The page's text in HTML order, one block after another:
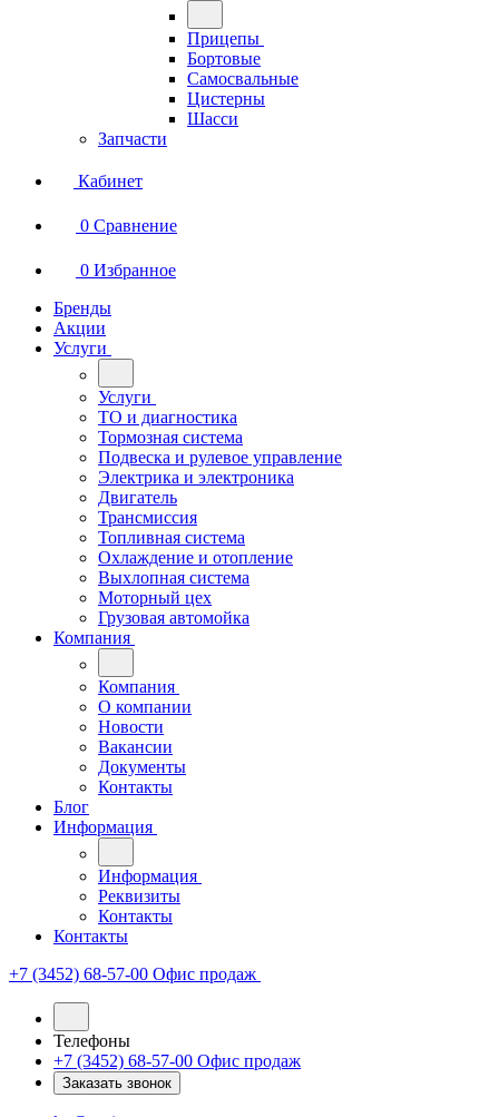
Прицепы
Бортовые
Самосвальные
Цистерны
Шасси
Запчасти
Кабинет
0 Сравнение
0 Избранное
Бренды
Акции
Услуги
Услуги
ТО и диагностика
Тормозная система
Подвеска и рулевое управление
Электрика и электроника
Двигатель
Трансмиссия
Топливная система
Охлаждение и отопление
Выхлопная система
Моторный цех
Грузовая автомойка
Компания
Компания
О компании
Новости
Вакансии
Документы
Контакты
Блог
Информация
Информация
Реквизиты
Контакты
Контакты
+7 (3452) 68-57-00 Офис продаж
Телефоны
+7 (3452) 68-57-00 Офис продаж
Заказать звонок